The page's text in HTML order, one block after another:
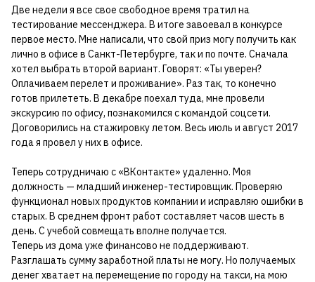
Две недели я все свое свободное время тратил на
тестирование мессенджера. В итоге завоевал в конкурсе
первое место. Мне написали, что свой приз могу получить как
лично в офисе в Санкт-Петербурге, так и по почте. Сначала
хотел выбрать второй вариант. Говорят: «Ты уверен?
Оплачиваем перелет и проживание». Раз так, то конечно
готов прилететь. В декабре поехал туда, мне провели
экскурсию по офису, познакомился с командой соцсети.
Договорились на стажировку летом. Весь июль и август 2017
года я провел у них в офисе.
Теперь сотрудничаю с «ВКонтакте» удаленно. Моя
должность — младший инженер-тестировщик. Проверяю
функционал новых продуктов компании и исправляю ошибки в
старых. В среднем фронт работ составляет часов шесть в
день. С учебой совмещать вполне получается.
Теперь из дома уже финансово не поддерживают.
Разглашать сумму заработной платы не могу. Но получаемых
денег хватает на перемещение по городу на такси, на мою